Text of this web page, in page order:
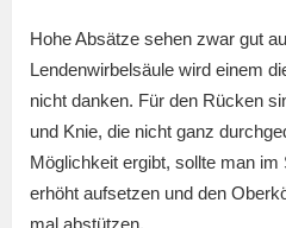
Hohe Absätze sehen zwar gut
Lendenwirbelsäule wird einem
nicht danken. Für den Rücken
und Knie, die nicht ganz
Möglichkeit ergibt, sollte man im
erhöht aufsetzen und den